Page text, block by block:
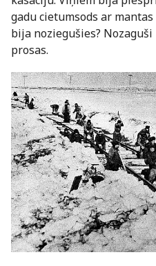
gadu cietumsods ar
bija noziegušies?
prosas.